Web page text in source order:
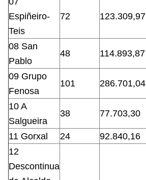
Espiñeiro-
Teis
72 123.309,97
08 San
Pablo
48 114.893,87
09 Grupo
Fenosa
101 286.701,04
10 A
Salgueira
38 77.703,30
11 Gorxal 24 92.840,16
12
Descontinua